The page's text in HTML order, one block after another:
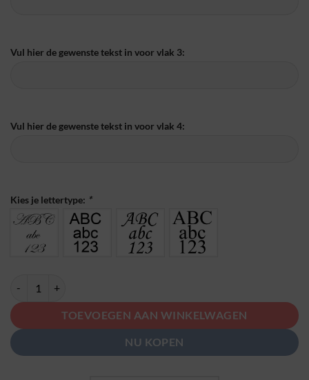
Vul hier de gewenste tekst in voor vlak 3:
Vul hier de gewenste tekst in voor vlak 4:
Kies je lettertype: *
TOEVOEGEN AAN WINKELWAGEN
NU KOPEN